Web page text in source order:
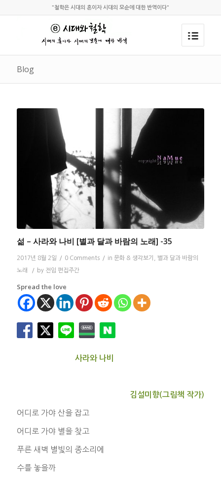
"철학은 시대의 혼이자 시대의 모순에 대한 반역이다"
Blog
섦 – 사라와 나비 [별과 달과 바람의 노래] -35
2017년 8월 2일 / 0 Comments / in 문화 & 생각보기 , 별과 달과 바람의
노래 / by 전임 편집주간
Spread the love
사라와 나비
김설미향(그림책 작가)
어디로 가야 산을 잡고
어디로 가야 별을 찾고
푸른 새벽 별빛의 종소리에
수를 놓을까